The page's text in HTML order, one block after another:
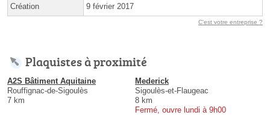
Création 9 février 2017
C'est votre entreprise ?
Plaquistes à proximité
A2S Bâtiment Aquitaine
Rouffignac-de-Sigoulès
7 km
Mederick
Sigoulès-et-Flaugeac
8 km
Fermé, ouvre lundi à 9h00